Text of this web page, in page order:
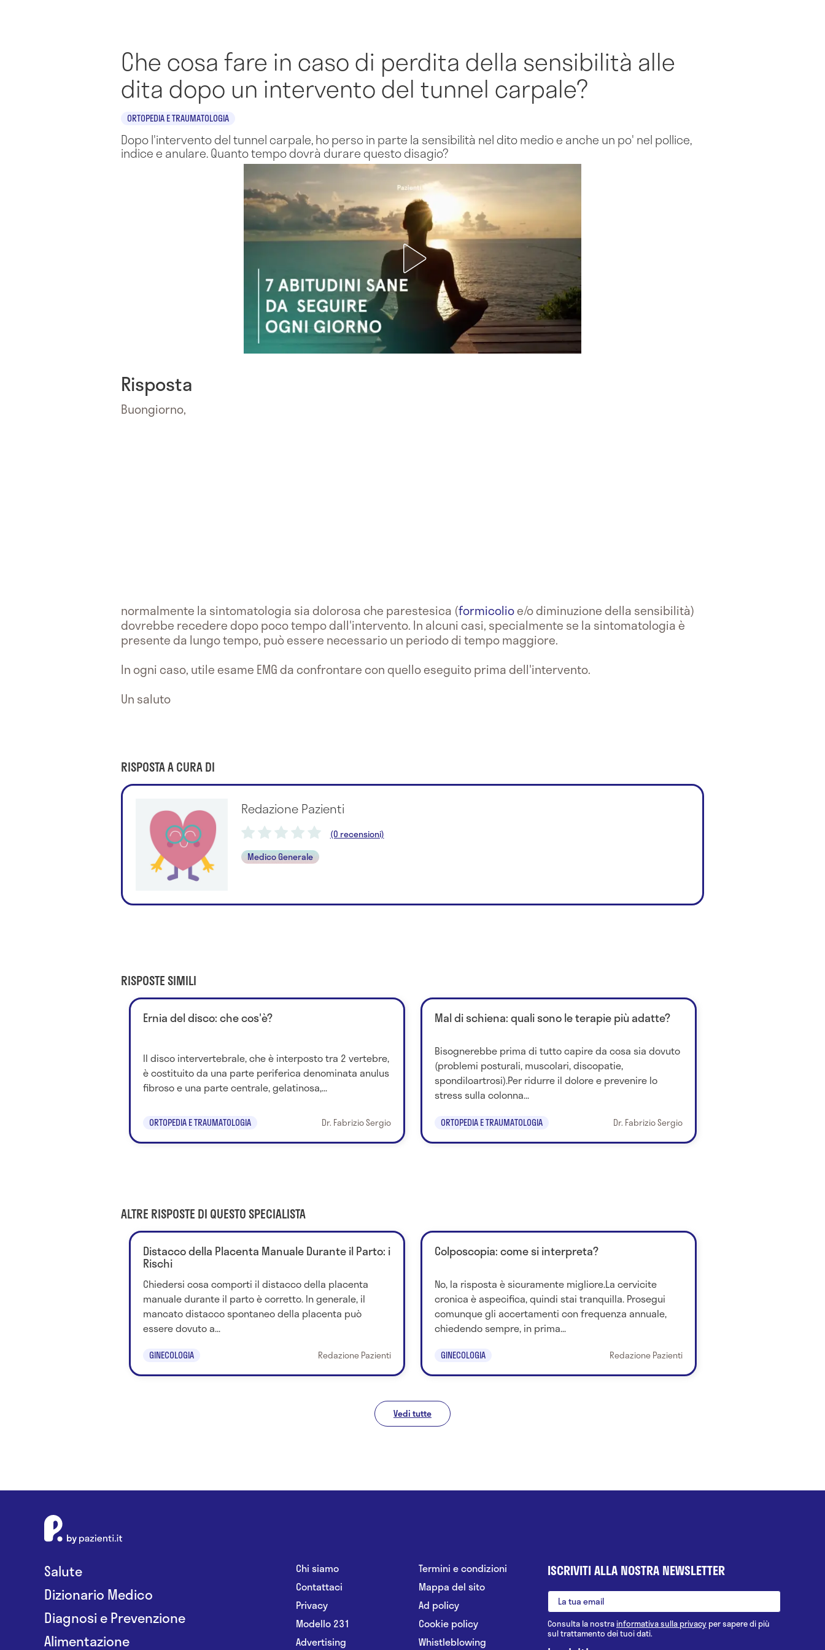
Che cosa fare in caso di perdita della sensibilità alle
dita dopo un intervento del tunnel carpale?
ORTOPEDIA E TRAUMATOLOGIA
Dopo l'intervento del tunnel carpale, ho perso in parte la sensibilità nel dito medio e anche un po' nel pollice,
indice e anulare. Quanto tempo dovrà durare questo disagio?
Risposta
Buongiorno,
normalmente la sintomatologia sia dolorosa che parestesica (formicolioe/o diminuzione della sensibilità)
dovrebbe recedere dopo poco tempo dall'intervento. In alcuni casi, specialmente se la sintomatologia è
presente da lungo tempo, può essere necessario un periodo di tempo maggiore.
In ogni caso, utile esame EMG da confrontare con quello eseguito prima dell'intervento.
Un saluto
RISPOSTA A CURA DI
Redazione Pazienti
(0 recensioni)
Medico Generale
RISPOSTE SIMILI
Ernia del disco: che cos'è?
Il disco intervertebrale, che è interposto tra 2 vertebre,
è costituito da una parte periferica denominata anulus
fibroso e una parte centrale, gelatinosa,...
ORTOPEDIA E TRAUMATOLOGIA Dr. Fabrizio Sergio
Mal di schiena: quali sono le terapie più adatte?
Bisognerebbe prima di tutto capire da cosa sia dovuto
(problemi posturali, muscolari, discopatie,
spondiloartrosi).Per ridurre il dolore e prevenire lo
stress sulla colonna...
ORTOPEDIA E TRAUMATOLOGIA Dr. Fabrizio Sergio
ALTRE RISPOSTE DI QUESTO SPECIALISTA
Distacco della Placenta Manuale Durante il Parto: i
Rischi
Chiedersi cosa comporti il distacco della placenta
manuale durante il parto è corretto. In generale, il
mancato distacco spontaneo della placenta può
essere dovuto a...
GINECOLOGIA Redazione Pazienti
Colposcopia: come si interpreta?
No, la risposta è sicuramente migliore.La cervicite
cronica è aspecifica, quindi stai tranquilla. Prosegui
comunque gli accertamenti con frequenza annuale,
chiedendo sempre, in prima...
GINECOLOGIA Redazione Pazienti
Vedi tutte
Salute
Dizionario Medico
Diagnosi e Prevenzione
Alimentazione
Chi siamo
Contattaci
Privacy
Modello 231
Advertising
Termini e condizioni
Mappa del sito
Ad policy
Cookie policy
Whistleblowing
ISCRIVITI ALLA NOSTRA NEWSLETTER
Consulta la nostrainformativa sulla privacy per sapere di più
sul trattamento dei tuoi dati.